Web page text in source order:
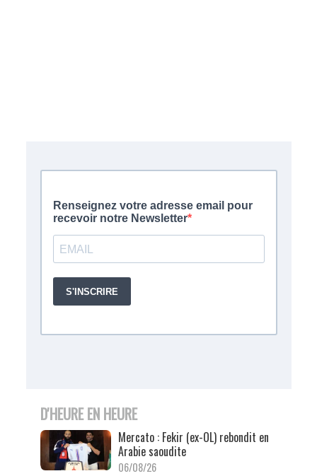
D'HEURE EN HEURE
Mercato : Fekir (ex-OL) rebondit en
Arabie saoudite
06/08/26